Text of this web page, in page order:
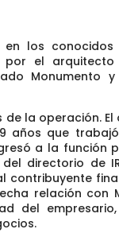
en los conocidos
por el arquitecto
Monumento y
la operación. El
años que
a la función
directorio de
contribuyente
relación con
del empresario,